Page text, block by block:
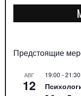
Предстоящие
АВГ
12
19:00 -21:30